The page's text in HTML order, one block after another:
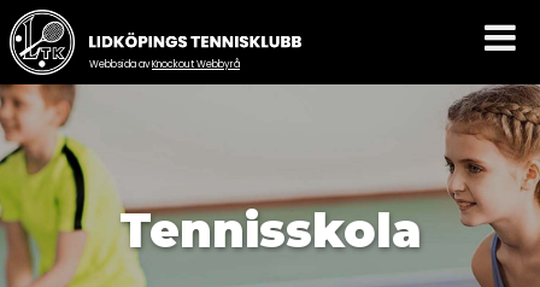
Webbsida avKnockout Webbyrå
Tennisskola